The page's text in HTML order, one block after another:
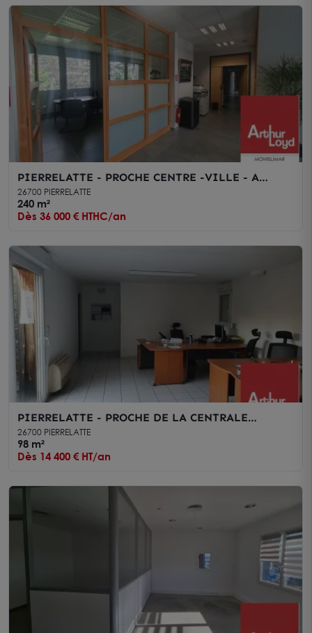
PIERRELATTE - PROCHE CENTRE -VILLE - A
LOUER BUREAUX EN RDC DE 240 M2 ENVIRON
26700 PIERRELATTE
240 m²
Dès 36 000 € HTHC/an
PIERRELATTE - PROCHE DE LA CENTRALE
NUCLÉAIRE DU TRICASTIN - A LOUER BUREAUX
AU 1ER ÉTAGE AVEC PARKING
26700 PIERRELATTE
98 m²
Dès 14 400 € HT/an